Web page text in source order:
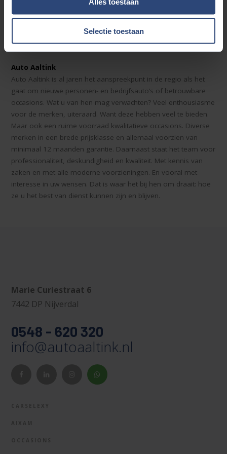
Selectie toestaan
Auto Aaltink
Auto Aaltink is al jaren het aanspreekpunt in de regio als het
gaat om nieuwe personen- en bedrijfsauto’s of betrouwbare
occasions. Wat u van hen mag verwachten? Veel enthousiasme
voor de merken, uiteraard. Want deze hebben veel te bieden.
Maar ook een ruime voorraad kwalitatieve occasions. Diverse
merken in een brede prijsklasse en allemaal voorzien van
minimaal 12 maanden garantie. Daarnaast staat het team voor
professionaliteit, deskundigheid en kwaliteit. Met kennis van
zaken en met alle moderne voorzieningen. En vooral met
interesse in uw wensen. Dat is waar het bij hen om draait: hoe
ze u het best van dienst kunnen zijn en blijven.
Marie Curiestraat 6
7442 DP Nijverdal
0548 - 620 320
info@autoaaltink.nl